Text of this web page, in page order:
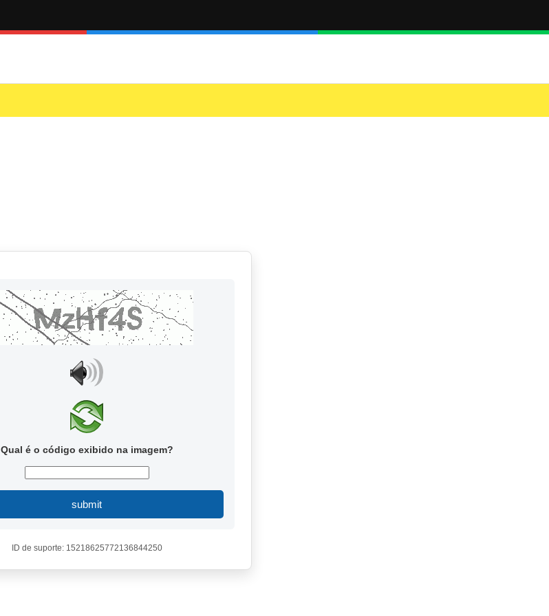
Qual é o código exibido na imagem?
submit
ID de suporte: 15218625772136844250